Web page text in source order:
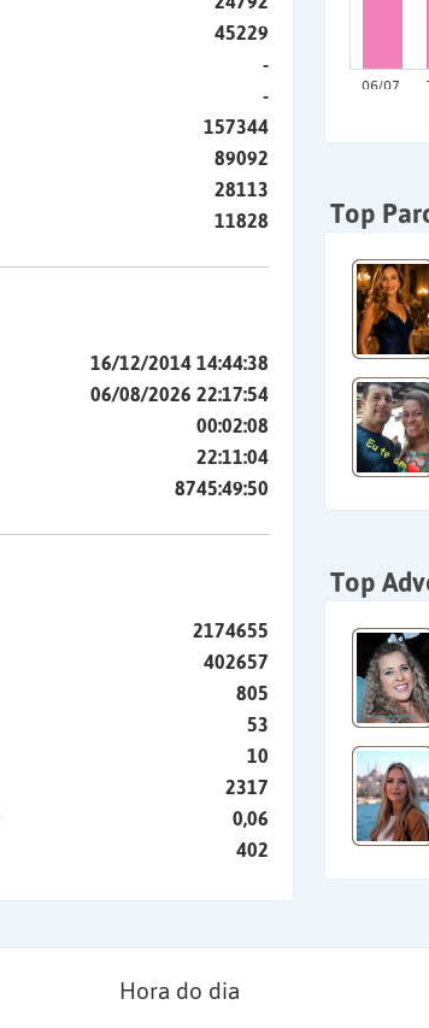
45229
-
-
157344
89092
28113
11828
16/12/2014 14:44:38
06/08/2026 22:17:54
00:02:08
22:11:04
8745:49:50
2174655
402657
805
53
10
2317
0,06
402
Top
Top
Hora do dia